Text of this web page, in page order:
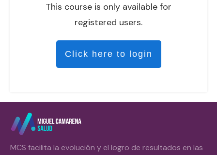
This course is only available for
registered users.
Click here to login
MCS facilita la evolución y el logro de resultados en las